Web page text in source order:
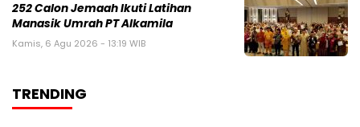
252 Calon Jemaah Ikuti Latihan
Manasik Umrah PT Alkamila
Kamis, 6 Agu 2026 - 13:19 WIB
TRENDING